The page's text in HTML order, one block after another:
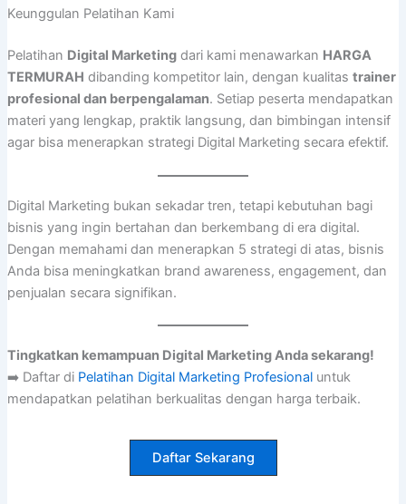
Keunggulan Pelatihan Kami
Pelatihan Digital Marketingdari kami menawarkan HARGA
TERMURAH dibanding kompetitor lain, dengan kualitas trainer
profesional dan berpengalaman. Setiap peserta mendapatkan
materi yang lengkap, praktik langsung, dan bimbingan intensif
agar bisa menerapkan strategi Digital Marketing secara efektif.
Digital Marketing bukan sekadar tren, tetapi kebutuhan bagi
bisnis yang ingin bertahan dan berkembang di era digital.
Dengan memahami dan menerapkan 5 strategi di atas, bisnis
Anda bisa meningkatkan brand awareness, engagement, dan
penjualan secara signifikan.
Tingkatkan kemampuan Digital Marketing Anda sekarang!
➡️ Daftar di Pelatihan Digital Marketing Profesionaluntuk
mendapatkan pelatihan berkualitas dengan harga terbaik.
Daftar Sekarang